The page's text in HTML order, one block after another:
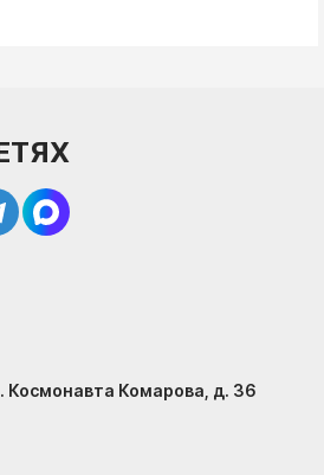
Космонавта Комарова, д. 36